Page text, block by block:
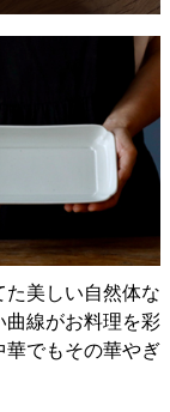
美しい自然体な
曲線がお料理を彩
華でもその華やぎ